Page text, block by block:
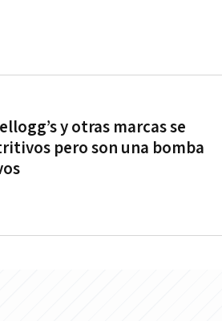
y otras marcas se
pero son una bomba